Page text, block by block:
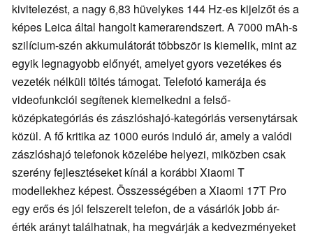
kivitelezést, a nagy 6,83 hüvelykes 144 Hz-es kijelzőt és a
képes Leica által hangolt kamerarendszert. A 7000 mAh-s
szilícium-szén akkumulátorát többször is kiemelik, mint az
egyik legnagyobb előnyét, amelyet gyors vezetékes és
vezeték nélküli töltés támogat. Telefotó kamerája és
videofunkciói segítenek kiemelkedni a felső-
középkategóriás és zászlóshajó-kategóriás versenytársak
közül. A fő kritika az 1000 eurós induló ár, amely a valódi
zászlóshajó telefonok közelébe helyezi, miközben csak
szerény fejlesztéseket kínál a korábbi Xiaomi T
modellekhez képest. Összességében a Xiaomi 17T Pro
egy erős és jól felszerelt telefon, de a vásárlók jobb ár-
érték arányt találhatnak, ha megvárják a kedvezményeket